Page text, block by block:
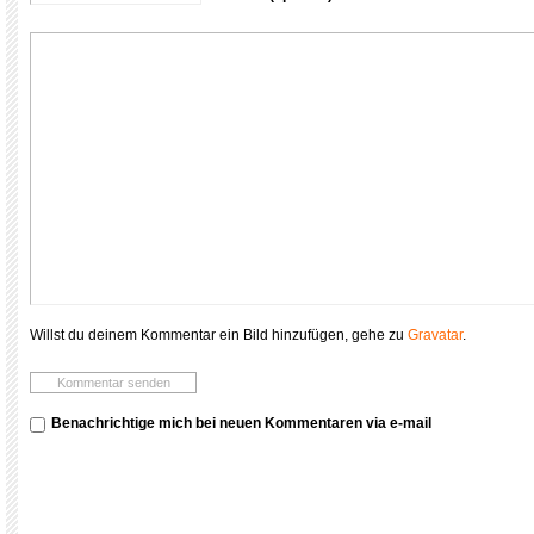
Willst du deinem Kommentar ein Bild hinzufügen, gehe zu Gravatar.
Benachrichtige mich bei neuen Kommentaren via e-mail